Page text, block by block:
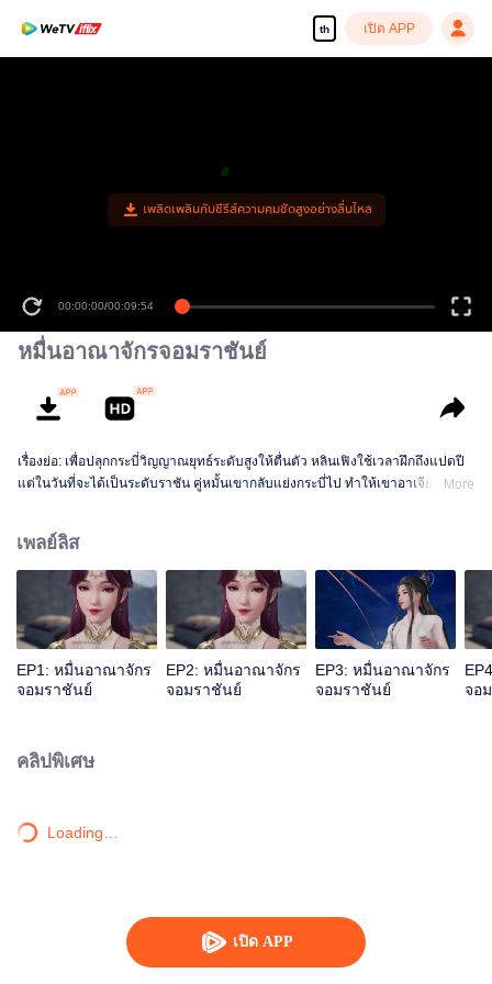
th เปิด APP
เปิด APP
เพลิดเพลินกับซีรีส์ความคมชัดสูงอย่างลื่นไหล
00:00:00/00:09:54
หมื่นอาณาจักรจอมราชันย์
เรื่องย่อ: เพื่อปลุกกระบี่วิญญาณยุทธ์ระดับสูงให้ตื่นตัว หลินเฟิงใช้เวลาฝึกถึงแปดปี
แต่ในวันที่จะได้เป็นระดับราชัน คู่หมั้นเขากลับแย่งกระบี่ไป ทำให้เขาอาเจียนเป็น
กีดกัน แต่โชคดีที่มีน้องสาวและท่านปู่อยู่เคียงข้างและมีพลังใหม่คอยช่วยเหลือ เขา
จึงดูดซับพลังจากผู้แข็งแกร่งสำเร็จ หลินเฟิงข้ามภยันตรายมากมาย เติบโตจน
กลายเป็นผู้แกร่งที่ผู้คนนับถือและก้าวขึ้นสู่จุดสูงสุด
More
เพลย์ลิส
EP1: หมื่นอาณาจักร
จอมราชันย์
EP2: หมื่นอาณาจักร
จอมราชันย์
EP3: หมื่นอาณาจักร
จอมราชันย์
จอ
คลิปพิเศษ
Loading…